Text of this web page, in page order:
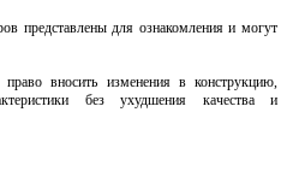
представлены для ознакомления и могут
вносить изменения в конструкцию,
без ухудшения качества и